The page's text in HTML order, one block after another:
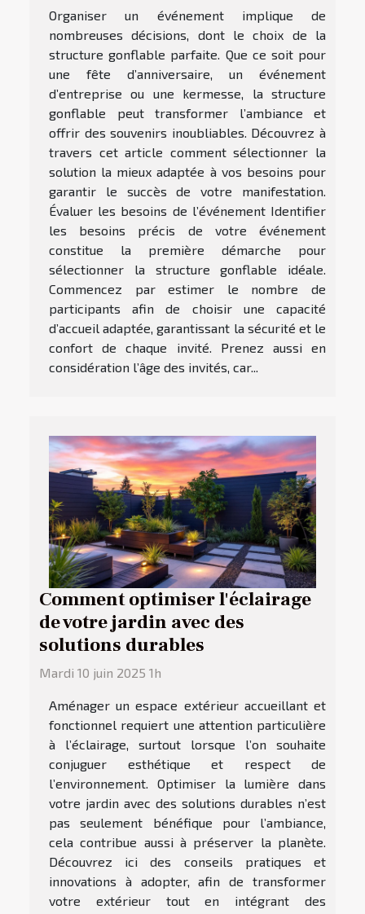
Organiser un événement implique de
nombreuses décisions, dont le choix de la
structure gonflable parfaite. Que ce soit pour
une fête d’anniversaire, un événement
d’entreprise ou une kermesse, la structure
gonflable peut transformer l’ambiance et
offrir des souvenirs inoubliables. Découvrez à
travers cet article comment sélectionner la
solution la mieux adaptée à vos besoins pour
garantir le succès de votre manifestation.
Évaluer les besoins de l’événement Identifier
les besoins précis de votre événement
constitue la première démarche pour
sélectionner la structure gonflable idéale.
Commencez par estimer le nombre de
participants afin de choisir une capacité
d’accueil adaptée, garantissant la sécurité et le
confort de chaque invité. Prenez aussi en
considération l’âge des invités, car...
Comment optimiser l'éclairage
de votre jardin avec des
solutions durables
Mardi 10 juin 2025 1h
Aménager un espace extérieur accueillant et
fonctionnel requiert une attention particulière
à l’éclairage, surtout lorsque l’on souhaite
conjuguer esthétique et respect de
l’environnement. Optimiser la lumière dans
votre jardin avec des solutions durables n’est
pas seulement bénéfique pour l’ambiance,
cela contribue aussi à préserver la planète.
Découvrez ici des conseils pratiques et
innovations à adopter, afin de transformer
votre extérieur tout en intégrant des